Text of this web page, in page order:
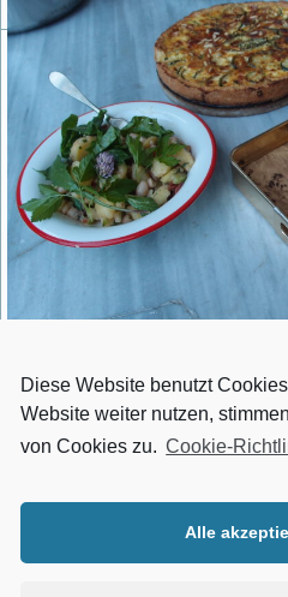
Diese Website benutzt
Website weiter nutzen,
von Cookies zu. Cookie-
Alle
Geschichten über die Entstehung
Erinnerungen an die griechische
gemeinsamen Nachtessen mit der